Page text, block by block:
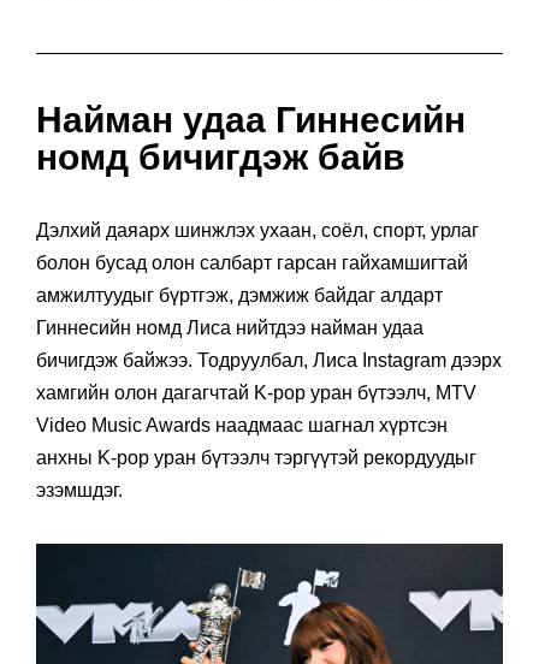
Найман удаа Гиннесийн
номд бичигдэж байв
Дэлхий даяарх шинжлэх ухаан, соёл, спорт, урлаг
болон бусад олон салбарт гарсан гайхамшигтай
амжилтуудыг бүртгэж, дэмжиж байдаг алдарт
Гиннесийн номд Лиса нийтдээ найман удаа
бичигдэж байжээ. Тодруулбал, Лиса Instagram дээрх
хамгийн олон дагагчтай K-pop уран бүтээлч, MTV
Video Music Awards наадмаас шагнал хүртсэн
анхны K-pop уран бүтээлч тэргүүтэй рекордуудыг
эзэмшдэг.